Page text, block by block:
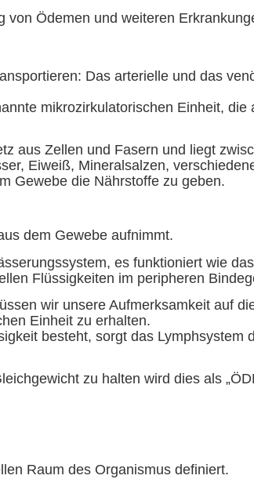
Ödemen und weiteren
Das arterielle und das
mikrozirkulatorischen Einheit,
aus Zellen und Fasern und liegt
Eiweiß, Mineralsalzen,
Gewebe die Nährstoffe zu geben.
dem Gewebe aufnimmt.
es funktioniert wie
Flüssigkeiten im peripheren
wir unsere Aufmerksamkeit auf
Einheit zu erhalten.
besteht, sorgt das
zu halten wird dies als
Raum des Organismus definiert.